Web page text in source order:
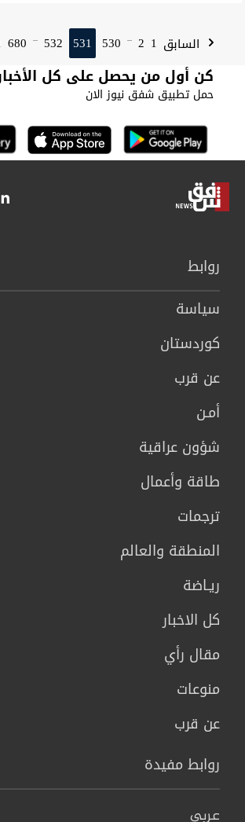
السابق 1
2
...
530
531
532
...
680
كن أول من يحصل على كل
حمل تطبيق شفق نيوز الان
روابط
سیاسة
كوردستان
عن قرب
أمـن
شؤون عراقية
طاقة وأعمال
ترجمات
المنطقة والعالم
ريـاضة
كل الاخبار
مقال رأي
منوعات
عن قرب
روابط مفيدة
عربي